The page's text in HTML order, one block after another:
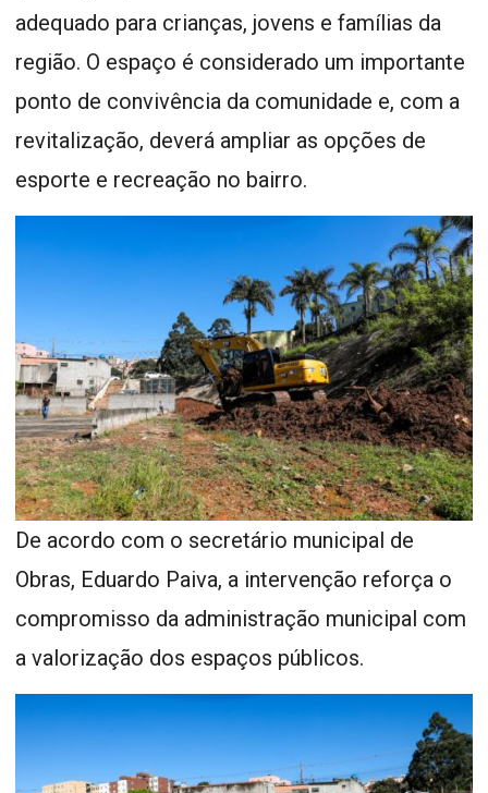
adequado para crianças, jovens e famílias da
região. O espaço é considerado um importante
ponto de convivência da comunidade e, com a
revitalização, deverá ampliar as opções de
esporte e recreação no bairro.
De acordo com o secretário municipal de
Obras, Eduardo Paiva, a intervenção reforça o
compromisso da administração municipal com
a valorização dos espaços públicos.